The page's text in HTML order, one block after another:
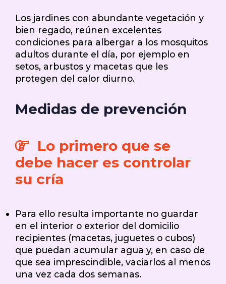
Los jardines con abundante vegetación y
bien regado, reúnen excelentes
condiciones para albergar a los mosquitos
adultos durante el día, por ejemplo en
setos, arbustos y macetas que les
protegen del calor diurno.
Medidas de prevención
Lo primero que se
debe hacer es controlar
su cría
Para ello resulta importante no guardar
en el interior o exterior del domicilio
recipientes (macetas, juguetes o cubos)
que puedan acumular agua y, en caso de
que sea imprescindible, vaciarlos al menos
una vez cada dos semanas.